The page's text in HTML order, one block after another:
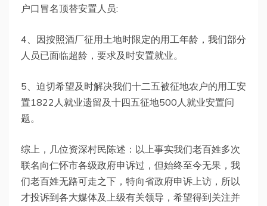
户口冒名顶替安置人员:
4、因按照酒厂征用土地时限定的用工年龄，我们部分
人员已面临超龄，要求及时安置就业。
5、迫切希望及时解决我们十二五被征地农户的用工安
置1822人就业遗留及十四五征地500人就业安置问
题。
综上，几位资深村民陈述：以上事实我们老百姓多次
联名向仁怀市各级政府申诉过，但始终至今无果，我
们老百姓无路可走之下，特向省政府申诉上访，所以
才投诉到各大媒体及上级有关领导，希望得到关注并